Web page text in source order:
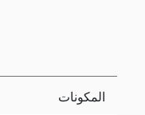
المكونات